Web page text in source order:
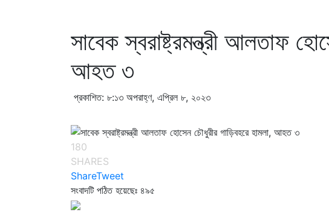
সাবেক স্বরাষ্ট্রমন্ত্রী আলতাফ
আহত ৩
প্রকাশিত: ৮:১৩ অপরাহ্ণ, এপ্রিল ৮, ২০২৩
180
SHARES
ShareTweet
সংবাদটি পঠিত হয়েছেঃ ৪৯৫